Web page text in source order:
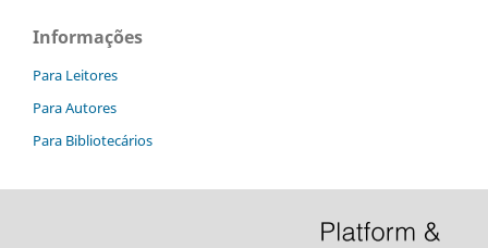
Informações
Para Leitores
Para Autores
Para Bibliotecários